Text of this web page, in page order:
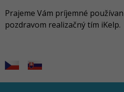
Prajeme Vám príjemné
pozdravom realizačný tím iKelp.